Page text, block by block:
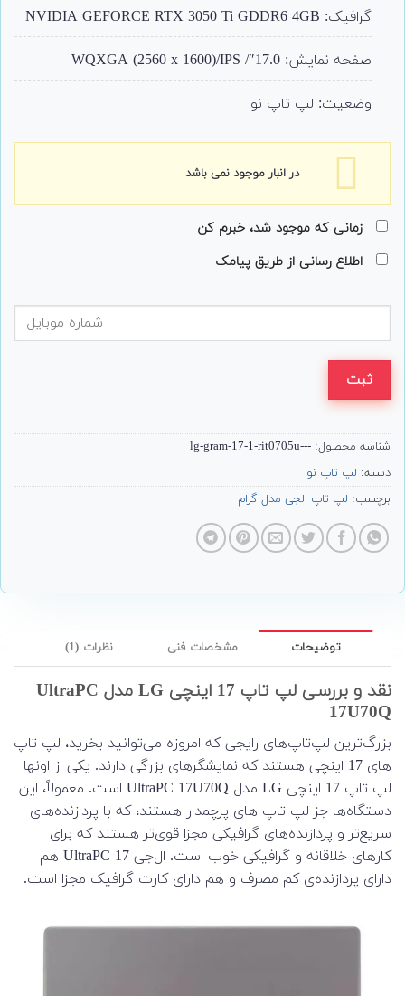
گرافیک: NVIDIA GEFORCE RTX 3050 Ti GDDR6 4GB
صفحه نمایش: 17.0″/ WQXGA (2560 x 1600)/IPS
وضعیت: لپ تاپ نو
در انبار موجود نمی باشد
زمانی که موجود شد، خبرم کن
اطلاع رسانی از طریق پیامک
ثبت
شناسه محصول: ---lg-gram-17-1-rit0705u
دسته: لپ تاپ نو
برچسب: لپ تاپ الجی مدل گرام
توضیحات مشخصات فنی نظرات (1)
نقد و بررسی لپ تاپ 17 اینچی LG مدل UltraPC
17U70Q
بزرگ‌ترین لپ‌تاپ‌های رایجی که امروزه می‌توانید بخرید، لپ تاپ
های 17 اینچی هستند که نمایشگرهای بزرگی دارند. یکی از اونها
لپ تاپ 17 اینچی LG مدل UltraPC 17U70Q است. معمولاً، این
دستگاه‌ها جز لپ تاپ های پرچمدار هستند، که با پردازنده‌های
سریع‌تر و پردازنده‌های گرافیکی مجزا قوی‌تر هستند که برای
کارهای خلاقانه و گرافیکی خوب است. ال‌جی UltraPC 17 هم
دارای پردازنده‌ی کم مصرف و هم دارای کارت گرافیک مجزا است.